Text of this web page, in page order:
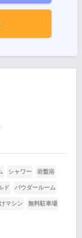
シャワー 岩盤浴
ド パウダールーム
マシン 無料駐車場